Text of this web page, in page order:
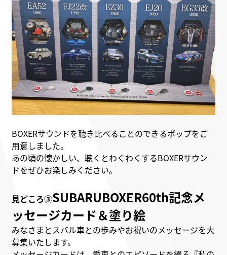
BOXERサウンドを聴き比べることのできるポップをご
用意しました。
あの頃の懐かしい、聴くとわくわくするBOXERサウン
ドをぜひお楽しみください。
見どころ③SUBARUBOXER60th記念メ
ッセージカード＆塗り絵
みなさまとスバル車との歩みやお祝いのメッセージを大
募集いたします。